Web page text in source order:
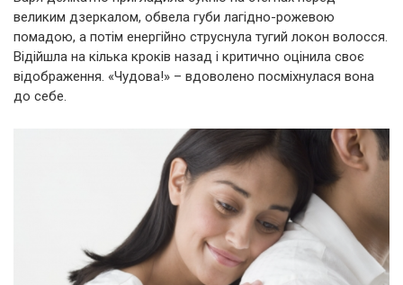
великим дзеркалом, обвела губи лагідно-рожевою
помадою, а потім енергійно струснула тугий локон волосся.
Відійшла на кілька кроків назад і критично оцінила своє
відображення. «Чудова!» – вдоволено посміхнулася вона
до себе.